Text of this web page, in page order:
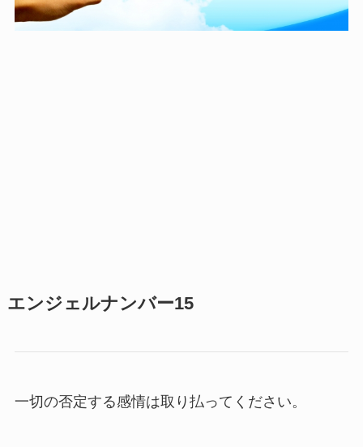
エンジェルナンバー15
一切の否定する感情は取り払ってください。